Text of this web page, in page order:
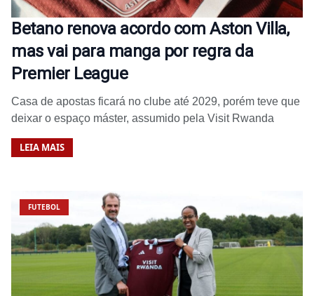
Betano renova acordo com Aston Villa,
mas vai para manga por regra da
Premier League
Casa de apostas ficará no clube até 2029, porém teve que
deixar o espaço máster, assumido pela Visit Rwanda
LEIA MAIS
FUTEBOL